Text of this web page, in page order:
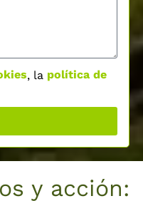
, la política de
y acción: